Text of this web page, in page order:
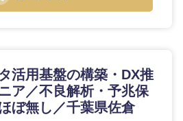
佐賀県
活用基盤の構築・DX推
ア／不良解析・予兆保
ぼ無し／千葉県佐倉